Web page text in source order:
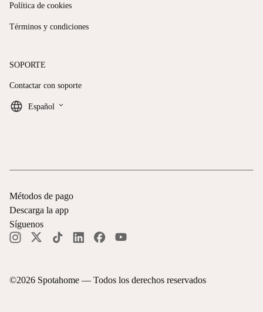
Política de cookies
Términos y condiciones
SOPORTE
Contactar con soporte
Español keyboard_arrow_down
©2026 Spotahome — Todos los derechos reservados
Métodos de pago
Descarga la app
Síguenos